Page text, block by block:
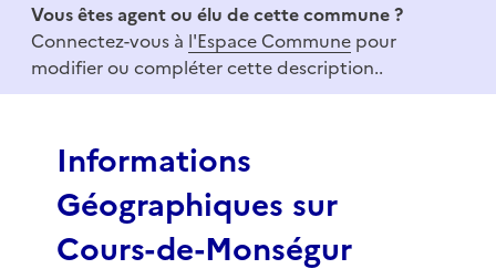
f
Vous êtes agent ou élu de cette commune ?
Connectez-vous à l'Espace Commune pour
modifier ou compléter cette description..
Informations
Géographiques sur
Cours-de-Monségur